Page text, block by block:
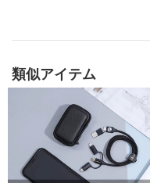
類似アイテム